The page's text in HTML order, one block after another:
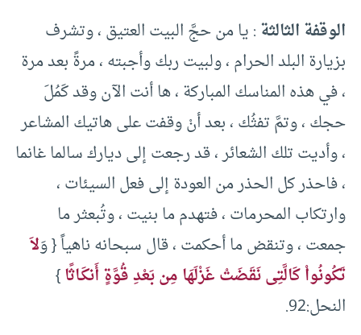
الوقفة الثالثة: يا من حجَّ البيت العتيق ، وتشرف
بزيارة البلد الحرام ، ولبيت ربك وأجبته ، مرةً بعد مرة
، في هذه المناسك المباركة ، ها أنت الآن وقد كَمُلَ
حجك ، وتمَّ تفثُك ، بعد أنْ وقفت على هاتيك المشاعر
، وأديت تلك الشعائر ، قد رجعت إلى ديارك سالما غانما
، فاحذر كل الحذر من العودة إلى فعل السيئات ،
وارتكاب المحرمات ، فتهدم ما بنيت ، وتُبعثر ما
جمعت ، وتنقض ما أحكمت ، قال سبحانه ناهياً { وَلاَ
تَكُونُواْ كَالَّتِى نَقَضَتْ غَزْلَهَا مِن بَعْدِ قُوَّةٍ أَنكَـاثًا}
النحل:92.